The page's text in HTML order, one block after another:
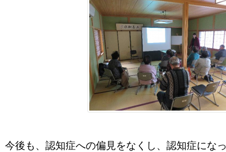
今後も、認知症への偏見をなくし、認知症にな